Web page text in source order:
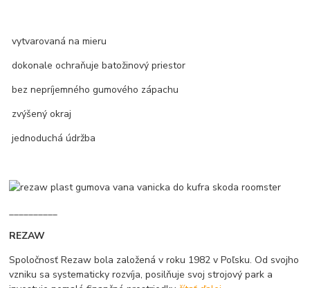
vytvarovaná na mieru
dokonale ochraňuje batožinový priestor
bez nepríjemného gumového zápachu
zvýšený okraj
jednoduchá údržba
__________
REZAW
Spoločnosť Rezaw bola založená v roku 1982 v Poľsku. Od svojho
vzniku sa systematicky rozvíja, posilňuje svoj strojový park a